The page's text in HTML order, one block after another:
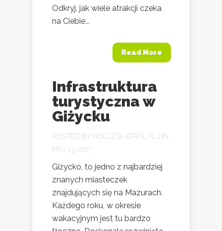
Odkryj, jak wiele atrakcji czeka
na Ciebie...
Read More
Infrastruktura
turystyczna w
Giżycku
POSTED BY NOCLEGI-KORAL.PL
ON
MAJ 13, 2017
Giżycko, to jedno z najbardziej
znanych miasteczek
znajdujących się na Mazurach.
Każdego roku, w okresie
wakacyjnym jest tu bardzo